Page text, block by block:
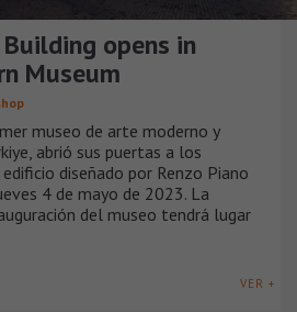
opens in
Museum
museo de arte moderno y
abrió sus puertas a los
diseñado por Renzo Piano
4 de mayo de 2023. La
del museo tendrá lugar
VER +